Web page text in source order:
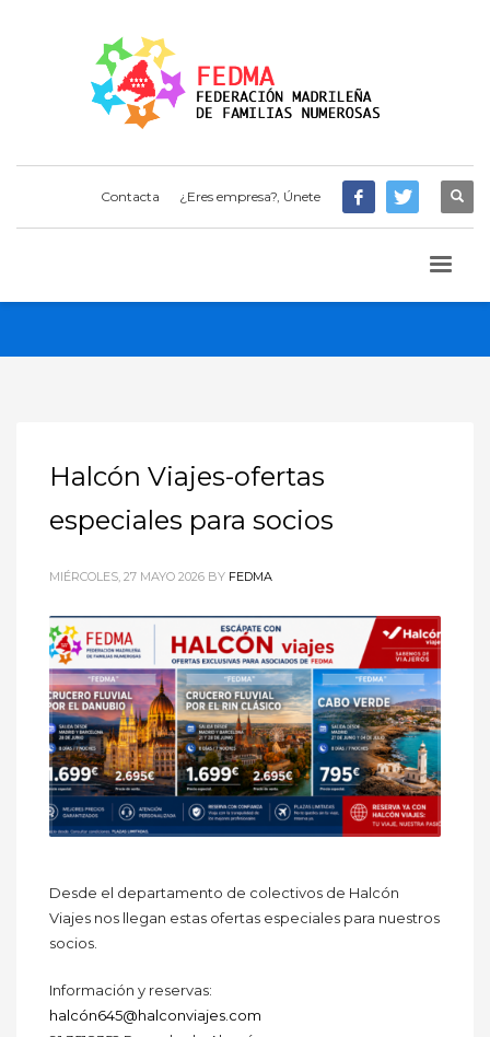
Contacta ¿Eres empresa?, Únete
Halcón Viajes-ofertas
especiales para socios
MIÉRCOLES, 27 MAYO 2026 BY FEDMA
Desde el departamento de colectivos de Halcón
Viajes nos llegan estas ofertas especiales para nuestros
socios.
Información y reservas:
halcón645@halconviajes.com